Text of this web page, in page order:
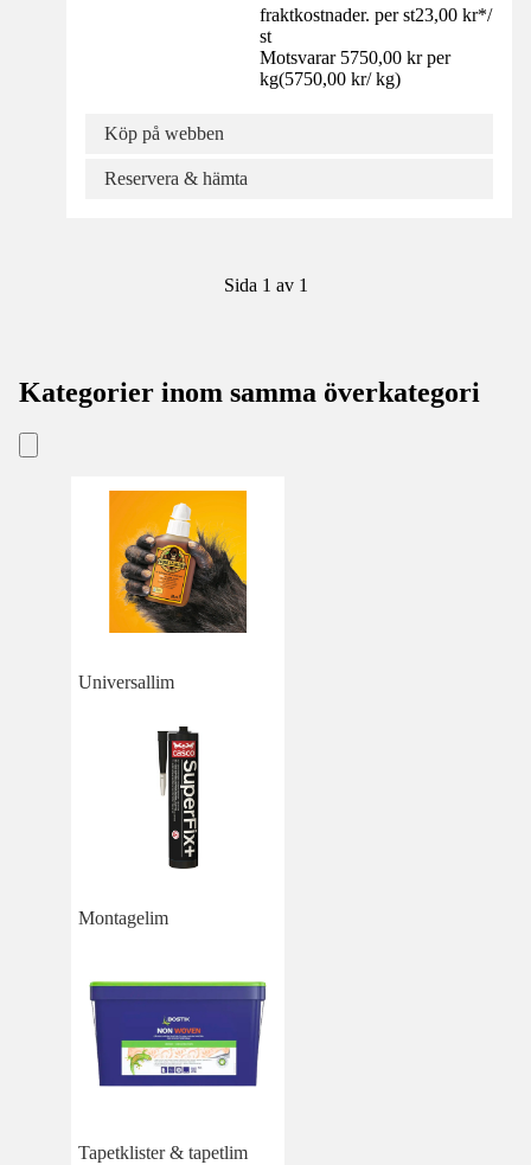
fraktkostnader. per st23,00 kr*/
st
Motsvarar 5750,00 kr per
kg(5750,00 kr/ kg)
Köp på webben
Reservera & hämta
Sida 1 av 1
Kategorier inom samma överkategori
Universallim
Montagelim
Tapetklister & tapetlim